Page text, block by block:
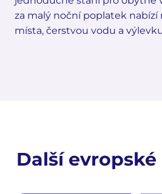
za malý noční poplatek nabízí
místa, čerstvou vodu a
Další